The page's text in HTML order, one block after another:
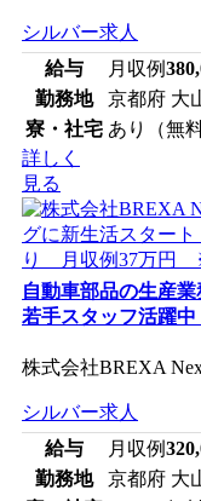
シルバー求人
給与
月収例
勤務地
京都府 大
寮・社宅 あり（無料
詳しく
見る
自動車部品の生産
若手スタッフ活躍中
株式会社BREXA
シルバー求人
給与
月収例
勤務地
京都府 大